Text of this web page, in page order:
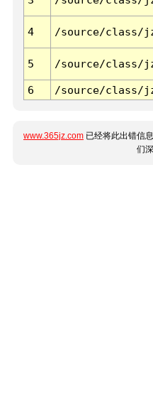
4 /source/class/
5 /source/class/
6 /source/class/
www.365jz.com 已经将此出错信
们